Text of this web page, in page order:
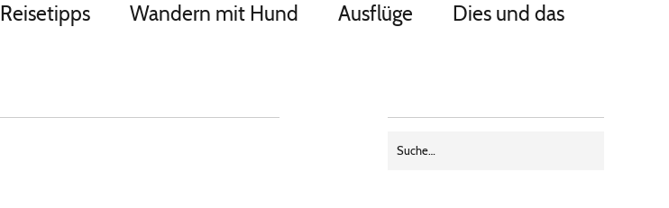
Reisetipps Wandern mit Hund Ausflüge Dies und das